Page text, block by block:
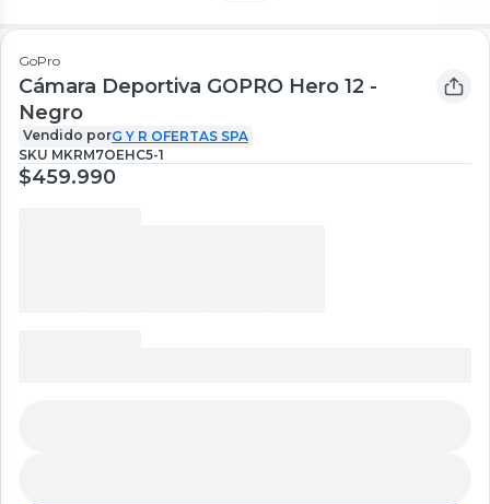
GoPro
Cámara Deportiva GOPRO Hero 12 -
Negro
Vendido porG Y R OFERTAS SPA
SKU MKRM7OEHC5-1
$459.990